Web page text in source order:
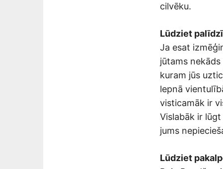
cilvēku.
Lūdziet
Ja esat
jūtams
kuram jūs
lepnā
visticamāk ir
Vislabāk ir
jums
Lūdziet